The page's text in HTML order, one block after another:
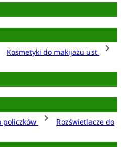
Kosmetyki do makijażu ust
policzków
Rozświetlacze do